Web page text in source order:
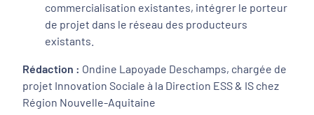
commercialisation existantes, intégrer le porteur
de projet dans le réseau des producteurs
existants.
Rédaction : Ondine Lapoyade Deschamps, chargée de
projet Innovation Sociale à la Direction ESS & IS chez
Région Nouvelle-Aquitaine